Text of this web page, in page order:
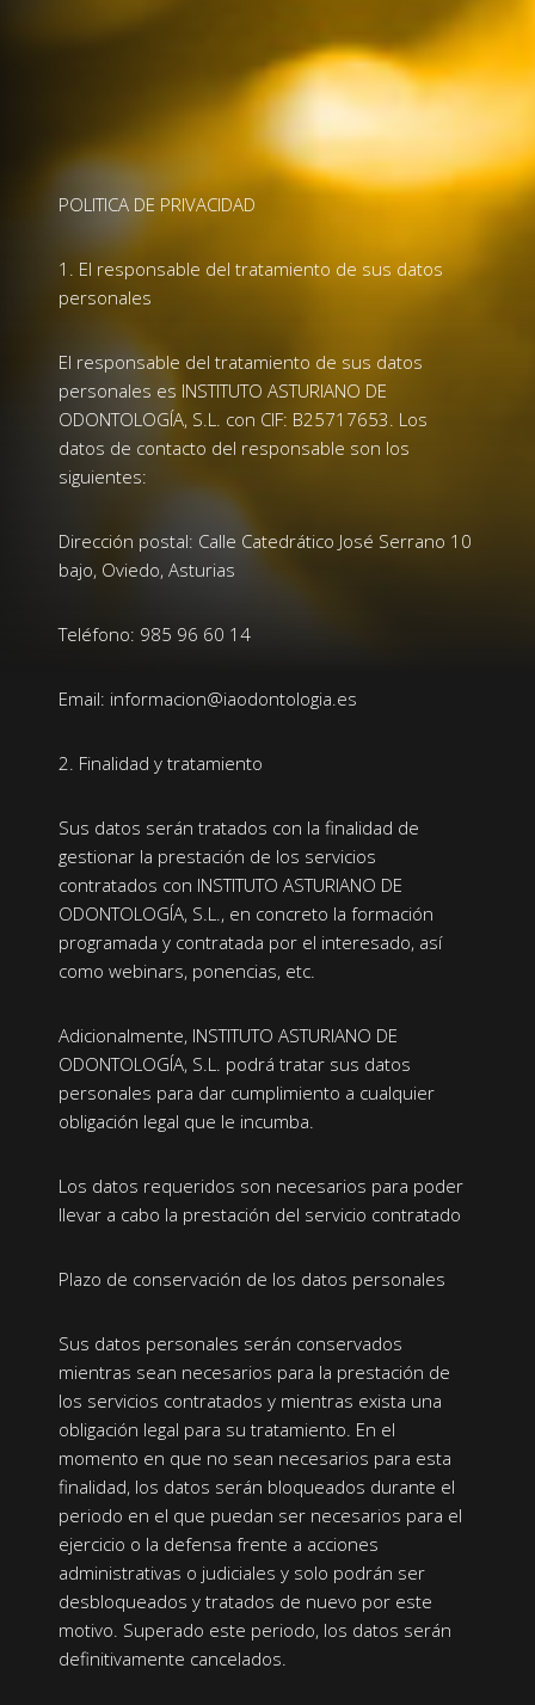
POLITICA DE PRIVACIDAD
1. El responsable del tratamiento de sus datos
personales
El responsable del tratamiento de sus datos
personales es INSTITUTO ASTURIANO DE
ODONTOLOGÍA, S.L. con CIF: B25717653. Los
datos de contacto del responsable son los
siguientes:
Dirección postal: Calle Catedrático José Serrano 10
bajo, Oviedo, Asturias
Teléfono: 985 96 60 14
Email: informacion@iaodontologia.es
2. Finalidad y tratamiento
Sus datos serán tratados con la finalidad de
gestionar la prestación de los servicios
contratados con INSTITUTO ASTURIANO DE
ODONTOLOGÍA, S.L., en concreto la formación
programada y contratada por el interesado, así
como webinars, ponencias, etc.
Adicionalmente, INSTITUTO ASTURIANO DE
ODONTOLOGÍA, S.L. podrá tratar sus datos
personales para dar cumplimiento a cualquier
obligación legal que le incumba.
Los datos requeridos son necesarios para poder
llevar a cabo la prestación del servicio contratado
Plazo de conservación de los datos personales
Sus datos personales serán conservados
mientras sean necesarios para la prestación de
los servicios contratados y mientras exista una
obligación legal para su tratamiento. En el
momento en que no sean necesarios para esta
finalidad, los datos serán bloqueados durante el
periodo en el que puedan ser necesarios para el
ejercicio o la defensa frente a acciones
administrativas o judiciales y solo podrán ser
desbloqueados y tratados de nuevo por este
motivo. Superado este periodo, los datos serán
definitivamente cancelados.